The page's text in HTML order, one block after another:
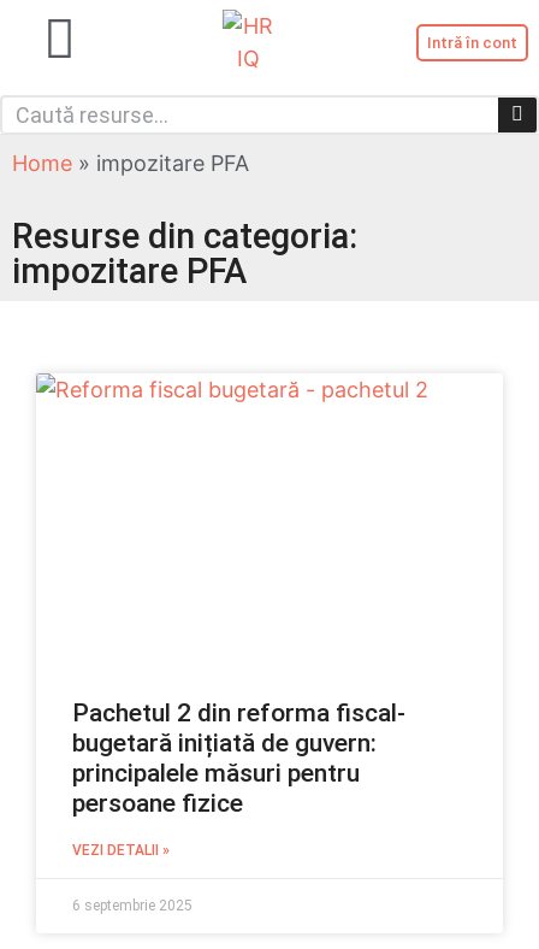
Intră în cont
Home » impozitare PFA
Resurse din categoria:
impozitare PFA
Pachetul 2 din reforma fiscal-
bugetară inițiată de guvern:
principalele măsuri pentru
persoane fizice
VEZI DETALII »
6 septembrie 2025